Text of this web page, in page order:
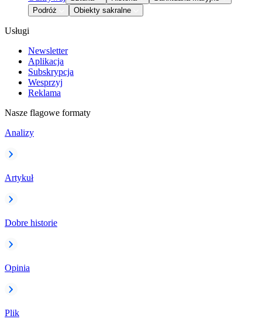
Podróż
Obiekty sakralne
Usługi
Newsletter
Aplikacja
Subskrypcja
Wesprzyj
Reklama
Nasze flagowe formaty
Analizy
Artykuł
Dobre historie
Opinia
Plik